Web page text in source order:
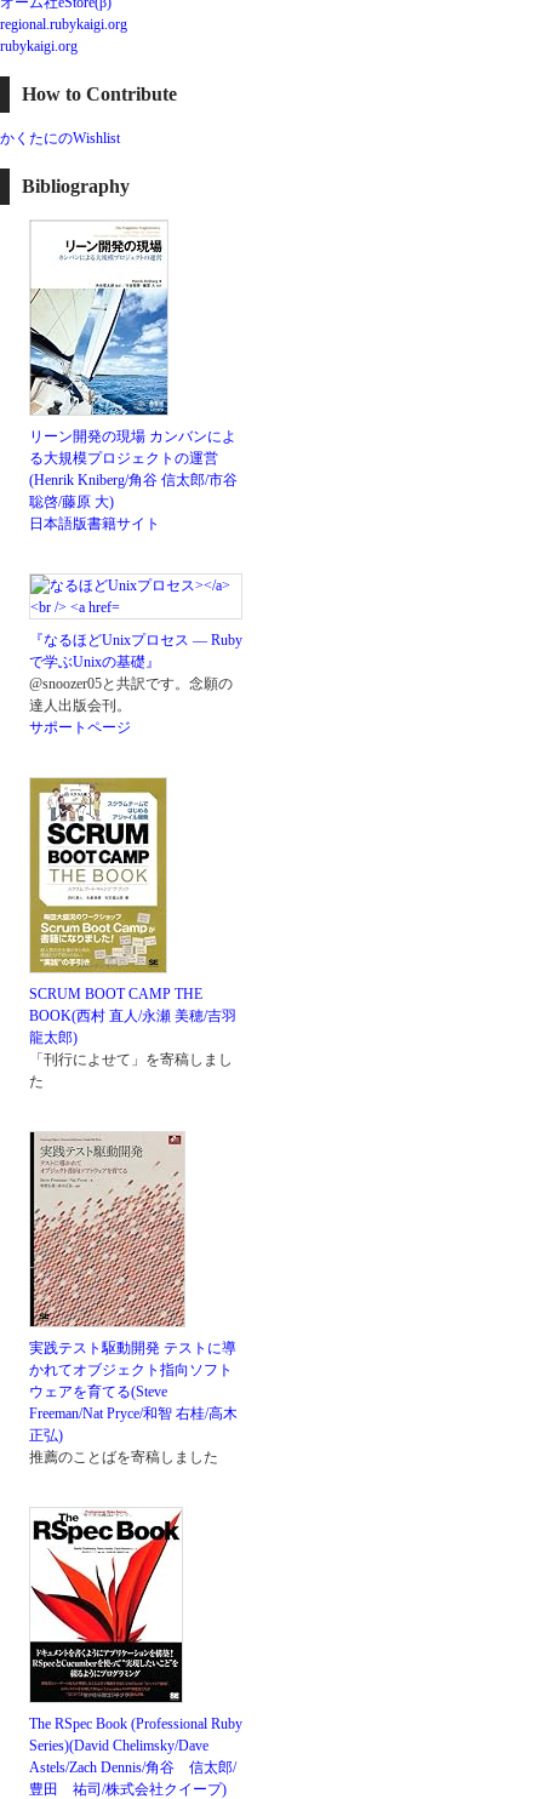
regional.rubykaigi.org
rubykaigi.org
How to Contribute
かくたにのWishlist
Bibliography
リーン開発の現場 カンバンによ
る大規模プロジェクトの運営
(Henrik Kniberg/角谷 信太郎/市谷
聡啓/藤原 大)
日本語版書籍サイト
『なるほどUnixプロセス ― Ruby
で学ぶUnixの基礎』
@snoozer05と共訳です。念願の
達人出版会刊。
サポートページ
SCRUM BOOT CAMP THE
BOOK(西村 直人/永瀬 美穂/吉羽
龍太郎)
「刊行によせて」を寄稿しまし
た
実践テスト駆動開発 テストに導
かれてオブジェクト指向ソフト
ウェアを育てる(Steve
Freeman/Nat Pryce/和智 右桂/高木
正弘)
推薦のことばを寄稿しました
The RSpec Book (Professional Ruby
Series)(David Chelimsky/Dave
Astels/Zach Dennis/角谷 信太郎/
豊田 祐司/株式会社クイープ)